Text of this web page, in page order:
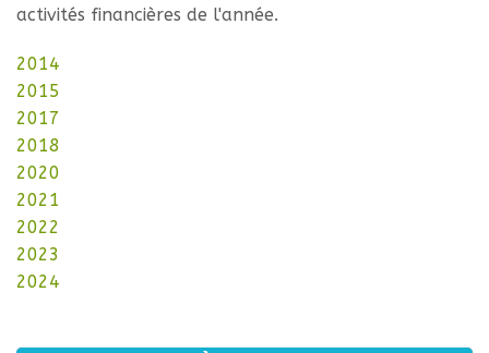
activités financières de l'année.
2014
2015
2017
2018
2020
2021
2022
2023
2024